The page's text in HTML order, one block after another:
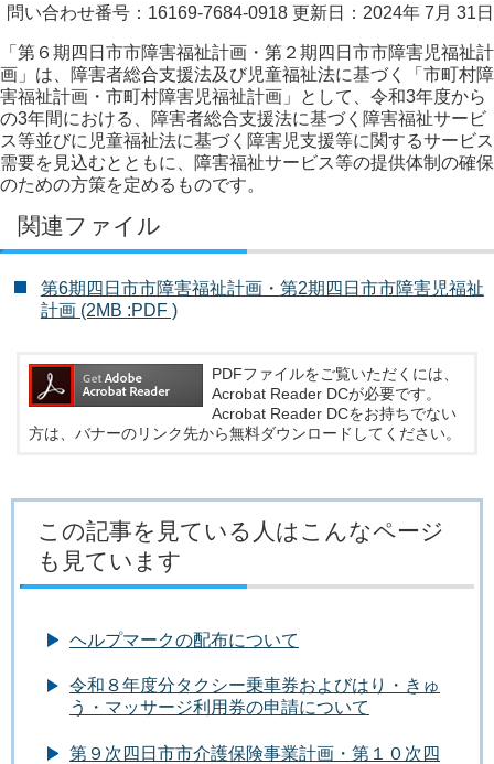
問い合わせ番号：16169-7684-0918 更新日：2024年 7月 31日
「第６期四日市市障害福祉計画・第２期四日市市障害児福祉計
画」は、障害者総合支援法及び児童福祉法に基づく「市町村障
害福祉計画・市町村障害児福祉計画」として、令和3年度から
の3年間における、障害者総合支援法に基づく障害福祉サービ
ス等並びに児童福祉法に基づく障害児支援等に関するサービス
需要を見込むとともに、障害福祉サービス等の提供体制の確保
のための方策を定めるものです。
関連ファイル
第6期四日市市障害福祉計画・第2期四日市市障害児福祉
計画 (2MB :PDF )
PDFファイルをご覧いただくには、
Acrobat Reader DCが必要です。
Acrobat Reader DCをお持ちでない
方は、バナーのリンク先から無料ダウンロードしてください。
この記事を見ている人はこんなページ
も見ています
ヘルプマークの配布について
令和８年度分タクシー乗車券およびはり・きゅ
う・マッサージ利用券の申請について
第９次四日市市介護保険事業計画・第１０次四